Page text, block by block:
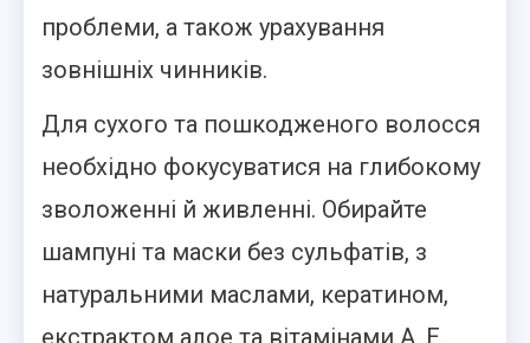
проблеми, а також урахування
зовнішніх чинників.
Для сухого та пошкодженого волосся
необхідно фокусуватися на глибокому
зволоженні й живленні. Обирайте
шампуні та маски без сульфатів, з
натуральними маслами, кератином,
екстрактом алое та вітамінами А, Е.